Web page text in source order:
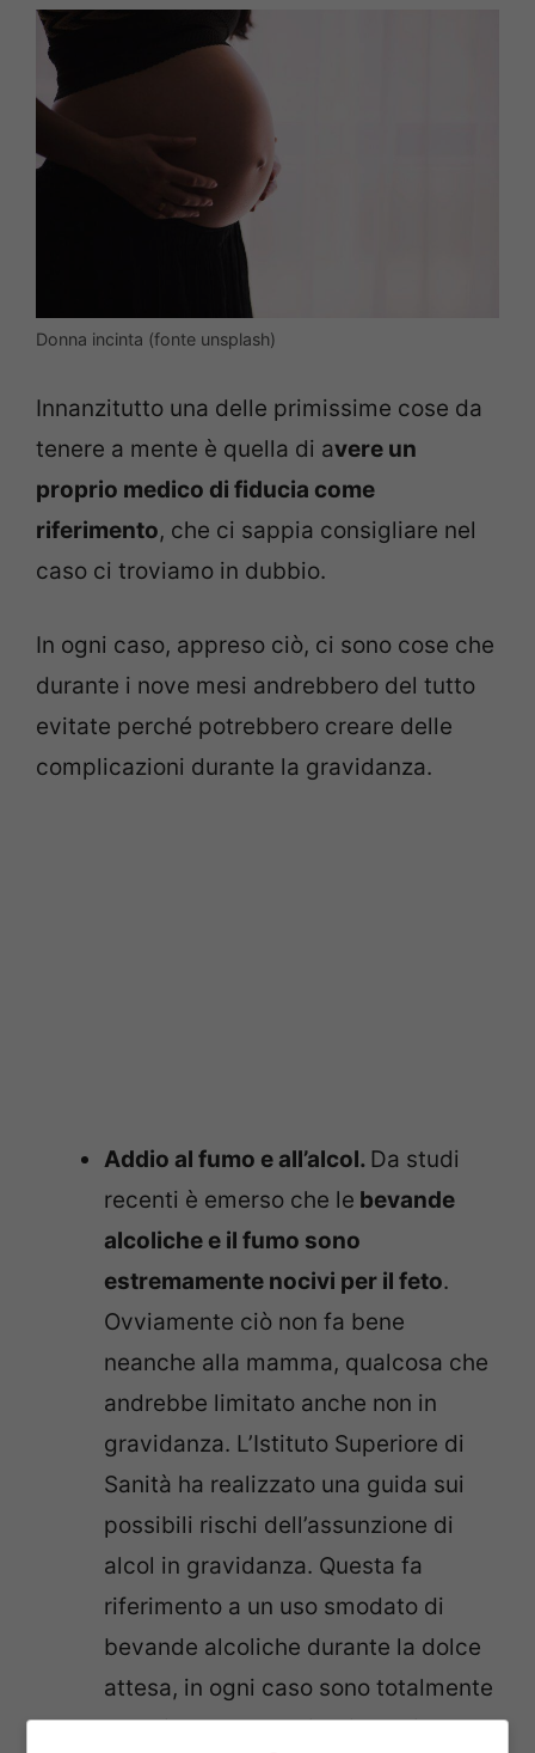
Donna incinta (fonte unsplash)
Innanzitutto una delle primissime cose da
tenere a mente è quella di avere un
proprio medico di fiducia come
riferimento, che ci sappia consigliare nel
caso ci troviamo in dubbio.
In ogni caso, appreso ciò, ci sono cose che
durante i nove mesi andrebbero del tutto
evitate perché potrebbero creare delle
complicazioni durante la gravidanza.
Addio al fumo e all’alcol. Da studi
recenti è emerso che le bevande
alcoliche e il fumo sono
estremamente nocivi per il feto.
Ovviamente ciò non fa bene
neanche alla mamma, qualcosa che
andrebbe limitato anche non in
gravidanza. L’Istituto Superiore di
Sanità ha realizzato una guida sui
possibili rischi dell’assunzione di
alcol in gravidanza. Questa fa
riferimento a un uso smodato di
bevande alcoliche durante la dolce
attesa, in ogni caso sono totalmente
da evitare durante il primo e il terzo